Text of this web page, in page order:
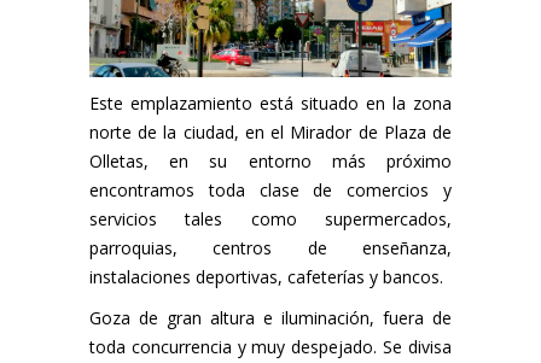
Este emplazamiento está situado en la zona
norte de la ciudad, en el Mirador de Plaza de
Olletas, en su entorno más próximo
encontramos toda clase de comercios y
servicios tales como supermercados,
parroquias, centros de enseñanza,
instalaciones deportivas, cafeterías y bancos.
Goza de gran altura e iluminación, fuera de
toda concurrencia y muy despejado. Se divisa